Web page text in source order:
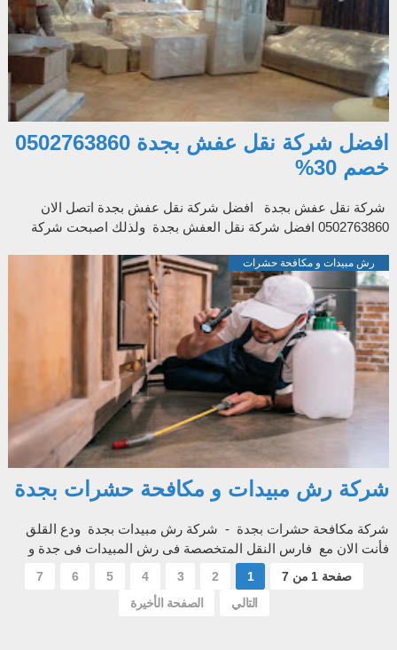
افضل شركة نقل عفش بجدة 0502763860
خصم 30%
شركة نقل عفش بجدة افضل شركة نقل عفش بجدة اتصل الان
0502763860 افضل شركة نقل العفش بجدة ولذلك اصبحت شركة
رش مبيدات و مكافحة حشرات
شركة رش مبيدات و مكافحة حشرات بجدة
شركة مكافحة حشرات بجدة - شركة رش مبيدات بجدة ودع القلق
فأنت الان مع فارس النقل المتخصصة فى رش المبيدات فى جدة و
مكافحة الحشرات بجدة ي...
صفحة 1 من 7 1
2
3
4
5
6
7
التالي
الصفحة الأخيرة